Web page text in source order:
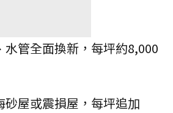
水管全面換新，每坪約8,000
屋或震損屋，每坪追加